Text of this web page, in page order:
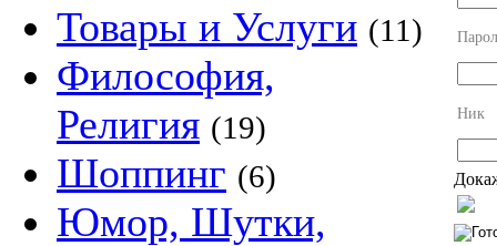
Товары и Услуги (11)
Философия,
Религия (19)
Шоппинг (6)
Юмор, Шутки,
Ник